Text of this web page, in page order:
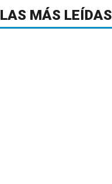
LAS MÁS LEÍDAS